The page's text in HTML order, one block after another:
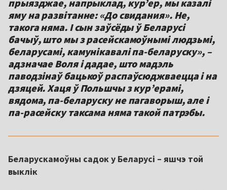
прыязджае, напрыклад, курʼер, мы казалі
яму на развітанне: «До свидания». Не,
такога няма. І сын заўсёды ў Беларусі
бачыў, што мы з расейскамоўнымі людзьмі,
беларусамі, камунікавалі па-беларуску», –
адзначае Воля і дадае, што мадэль
паводзінаў бацькоў распаўсюджваецца і на
дзяцей. Хаця ў Польшчы з кур’ерамі,
вядома, па-беларуску не пагаворыш, але і
па-расейску таксама няма такой патрэбы.
Беларускамоўны садок у Беларусі – яшчэ той
выклік